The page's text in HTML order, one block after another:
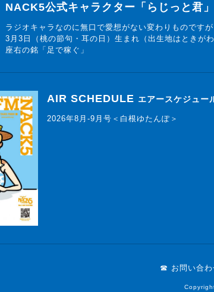
らじっと君
NACK5公式キャラクター「らじっと君」
ラジオキャラなのに無口で愛想がない変わりものです
3月3日（桃の節句・耳の日）生まれ（出生地はときがわ
座右の銘「足で稼ぐ」
AIR SCHEDULE エアースケジュー
2026年8月-9月号＜白根ゆたんぽ＞
☎ お問い合わ